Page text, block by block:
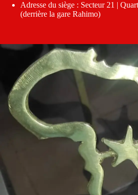
Adresse du siège : Secteur 21 |
(derrière la gare Rahimo)